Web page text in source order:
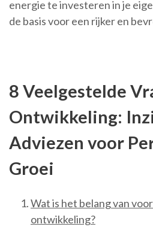
energie te investeren in je
de basis voor een rijker en
8 Veelgestelde
Ontwikkeling:
Adviezen voor
Groei
Wat is het belang van
ontwikkeling?